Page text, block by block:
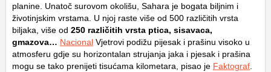
planine. Unatoč surovom okolišu, Sahara je bogata biljnim i
životinjskim vrstama. U njoj raste više od 500 različitih vrsta
biljaka, više od 250 različitih vrsta ptica, sisavaca,
gmazova… Nacional Vjetrovi podižu pijesak i prašinu visoko u
atmosferu gdje su horizontalan strujanja jaka i pjesak i prašina
mogu se tako prenijeti tisućama kilometara, pisao je Faktograf